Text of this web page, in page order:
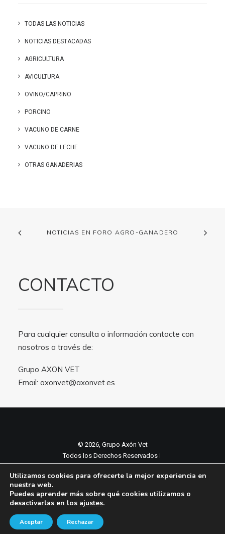
TODAS LAS NOTICIAS
NOTICIAS DESTACADAS
AGRICULTURA
AVICULTURA
OVINO/CAPRINO
PORCINO
VACUNO DE CARNE
VACUNO DE LECHE
OTRAS GANADERIAS
NOTICIAS EN FORO AGRO-GANADERO
CONTACTO
Para cualquier consulta o información contacte con
nosotros a través de:
Grupo AXON VET
Email: axonvet@axonvet.es
© 2026, Grupo Axón Vet
Todos los Derechos Reservados ǀ
Política de cookies
Utilizamos cookies para ofrecerte la mejor experiencia en
nuestra web.
Puedes aprender más sobre qué cookies utilizamos o
desactivarlas en los ajustes.
Aceptar Rechazar